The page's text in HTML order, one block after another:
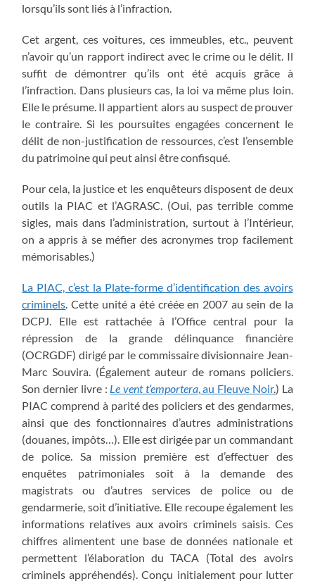
lorsqu’ils sont liés à l’infraction.
Cet argent, ces voitures, ces immeubles, etc., peuvent
n’avoir qu’un rapport indirect avec le crime ou le délit. Il
suffit de démontrer qu’ils ont été acquis grâce à
l’infraction. Dans plusieurs cas, la loi va même plus loin.
Elle le présume. Il appartient alors au suspect de prouver
le contraire. Si les poursuites engagées concernent le
délit de non-justification de ressources, c’est l’ensemble
du patrimoine qui peut ainsi être confisqué.
Pour cela, la justice et les enquêteurs disposent de deux
outils la PIAC et l’AGRASC. (Oui, pas terrible comme
sigles, mais dans l’administration, surtout à l’Intérieur,
on a appris à se méfier des acronymes trop facilement
mémorisables.)
La PIAC, c’est la Plate-forme d’identification des avoirs
criminels . Cette unité a été créée en 2007 au sein de la
DCPJ. Elle est rattachée à l’Office central pour la
répression de la grande délinquance financière
(OCRGDF) dirigé par le commissaire divisionnaire Jean-
Marc Souvira. (Également auteur de romans policiers.
Son dernier livre : Le vent t’emportera, au Fleuve Noir.) La
PIAC comprend à parité des policiers et des gendarmes,
ainsi que des fonctionnaires d’autres administrations
(douanes, impôts…). Elle est dirigée par un commandant
de police. Sa mission première est d’effectuer des
enquêtes patrimoniales soit à la demande des
magistrats ou d’autres services de police ou de
gendarmerie, soit d’initiative. Elle recoupe également les
informations relatives aux avoirs criminels saisis. Ces
chiffres alimentent une base de données nationale et
permettent l’élaboration du TACA (Total des avoirs
criminels appréhendés). Conçu initialement pour lutter